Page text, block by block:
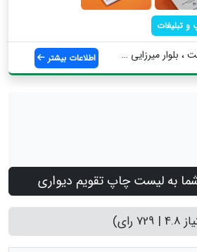
و تبلیغات
میرزایی پ... اطلاعات بیشتر
به لیست چاپ تقویم دیواری
رای)